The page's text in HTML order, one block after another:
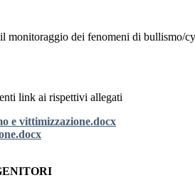
monitoraggio dei fenomeni di bullismo/
link ai rispettivi allegati
e vittimizzazione.docx